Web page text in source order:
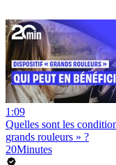
1:09
Quelles sont les
grands rouleurs » ?
20Minutes